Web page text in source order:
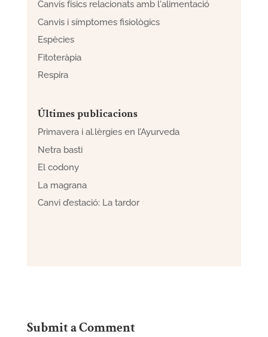
Canvis físics relacionats amb l'alimentació
Canvis i símptomes fisiològics
Espècies
Fitoteràpia
Respira
Últimes publicacions
Primavera i al.lèrgies en l’Ayurveda
Netra basti
El codony
La magrana
Canvi d’estació: La tardor
Submit a Comment